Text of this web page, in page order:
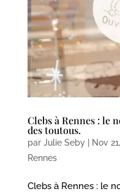
Clebs à Rennes : le
des toutous.
par Julie Seby| Nov
Rennes
Clebs à Rennes : le